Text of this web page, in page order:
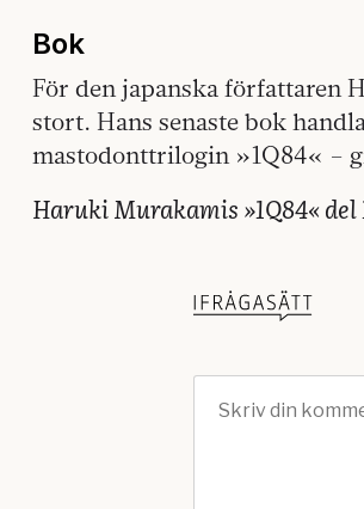
Bok
För den japanska författaren
stort. Hans senaste bok
mastodonttrilogin »1Q84« –
Haruki Murakamis »1Q84« del